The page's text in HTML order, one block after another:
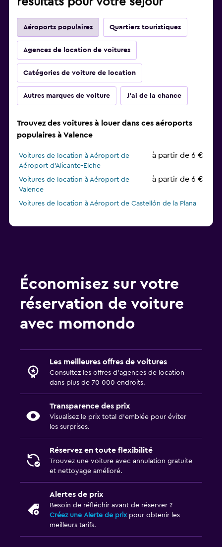
Aéroports populaires Quartiers touristiques
Agences de location de voitures
Catégories de voiture de location
Autres marques de voiture J'ai de la chance
Trouvez des voitures à louer dans ces aéroports
populaires à Valence
Voitures de location à Aéroport de
Aéroport d'Alicante-Elche
à partir de 6 €
Voitures de location à Aéroport de
Valence
à partir de 6 €
Voitures de location à Aéroport de Castellón de la Plana
Économisez sur votre
réservation de voiture
avec momondo
Les meilleures offres de voitures
Consultez les offres d’agences de location
dans plus de 70 000 endroits.
Transparence des prix
Visualisez le prix total d’emblée pour éviter
les surprises.
Réservez en toute flexibilité
Trouvez une voiture avec annulation gratuite
et nettoyage amélioré.
Alertes de prix
Besoin de réfléchir avant de réserver ?
Créez une Alerte de prixpour obtenir les
meilleurs tarifs.